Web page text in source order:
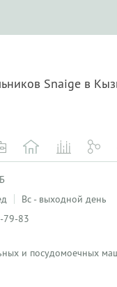
Snaige в
Вс - выходной день
79-83
и посудомоечных